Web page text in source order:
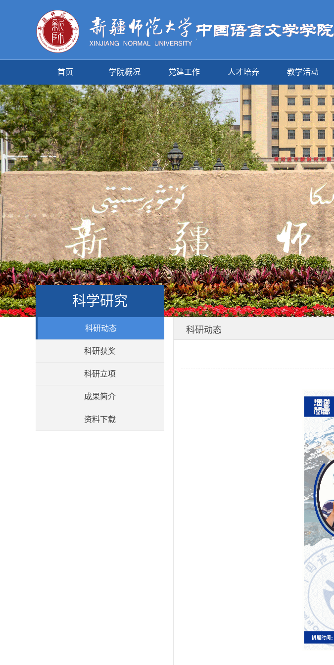
首页 学院概况 党建工作 人才培养 教学活动
科学研究
科研动态
科研获奖
科研立项
成果简介
资料下载
科研动态